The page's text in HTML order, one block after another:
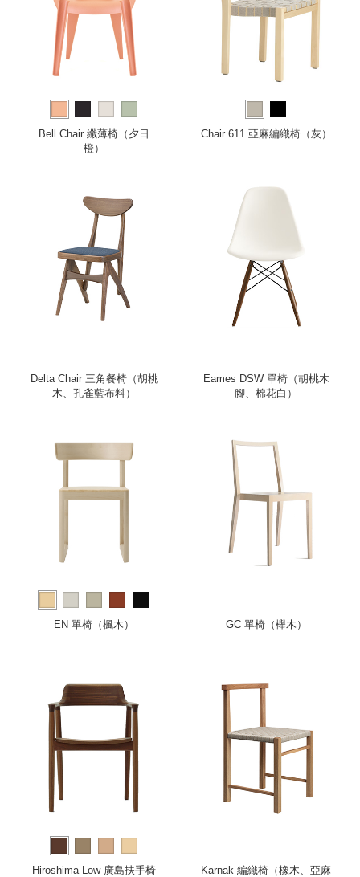
Bell Chair 纖薄椅（夕日
橙）
Chair 611 亞麻編織椅（灰）
Delta Chair 三角餐椅（胡桃
木、孔雀藍布料）
Eames DSW 單椅（胡桃木
腳、棉花白）
EN 單椅（楓木） GC 單椅（櫸木）
Hiroshima Low 廣島扶手椅
Karnak 編織椅（橡木、亞麻